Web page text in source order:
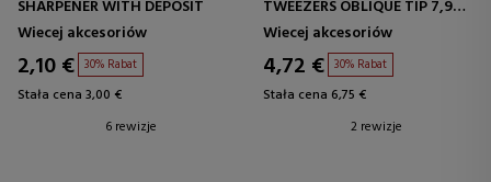
SHARPENER WITH DEPOSIT
Wiecej akcesoriów
2,10 € 30% Rabat
Stała cena 3,00 €
6 rewizje
TWEEZERS OBLIQUE TIP 7,9
CM
Wiecej akcesoriów
4,72 € 30% Rabat
Stała cena 6,75 €
2 rewizje